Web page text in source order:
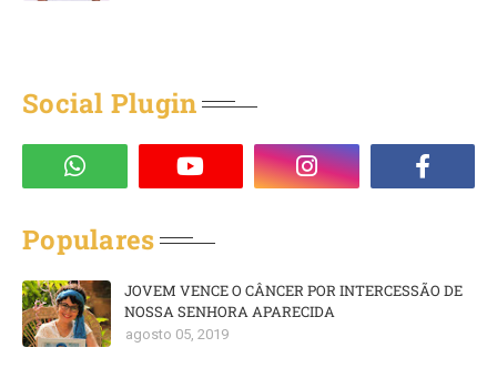
Social Plugin
Populares
JOVEM VENCE O CÂNCER POR INTERCESSÃO DE
NOSSA SENHORA APARECIDA
agosto 05, 2019